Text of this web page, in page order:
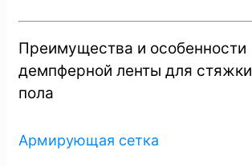
Преимущества и особенности
демпферной ленты для стяжки
пола
Армирующая сетка